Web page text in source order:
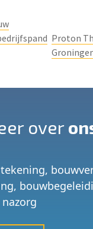
Proton
over